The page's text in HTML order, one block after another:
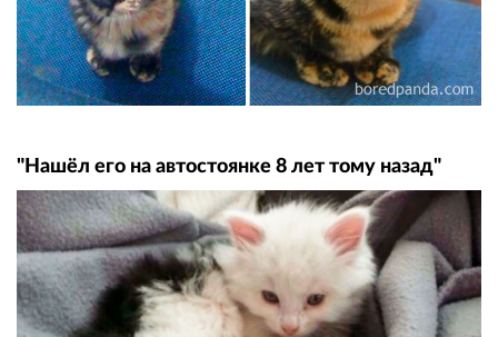
"Нашёл его на автостоянке 8 лет тому назад"